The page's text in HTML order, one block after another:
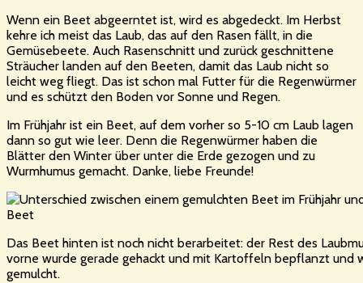
Wenn ein Beet abgeerntet ist, wird es abgedeckt. Im Herbst
kehre ich meist das Laub, das auf den Rasen fällt, in die
Gemüsebeete. Auch Rasenschnitt und zurück geschnittene
Sträucher landen auf den Beeten, damit das Laub nicht so
leicht weg fliegt. Das ist schon mal Futter für die Regenwürmer
und es schützt den Boden vor Sonne und Regen.
Im Frühjahr ist ein Beet, auf dem vorher so 5-10 cm Laub lagen
dann so gut wie leer. Denn die Regenwürmer haben die
Blätter den Winter über unter die Erde gezogen und zu
Wurmhumus gemacht. Danke, liebe Freunde!
Das Beet hinten ist noch nicht berarbeitet: der Rest des
vorne wurde gerade gehackt und mit Kartoffeln bepflanzt und
gemulcht.